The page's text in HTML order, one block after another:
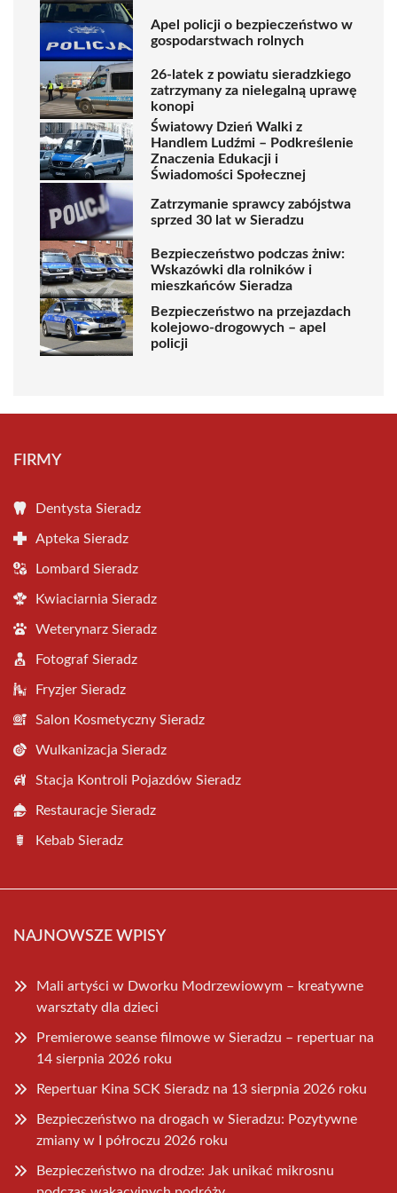
Apel policji o bezpieczeństwo w
gospodarstwach rolnych
26-latek z powiatu sieradzkiego
zatrzymany za nielegalną uprawę
konopi
Światowy Dzień Walki z
Handlem Ludźmi – Podkreślenie
Znaczenia Edukacji i
Świadomości Społecznej
Zatrzymanie sprawcy zabójstwa
sprzed 30 lat w Sieradzu
Bezpieczeństwo podczas żniw:
Wskazówki dla rolników i
mieszkańców Sieradza
Bezpieczeństwo na przejazdach
kolejowo-drogowych – apel
policji
FIRMY
Dentysta Sieradz
Apteka Sieradz
Lombard Sieradz
Kwiaciarnia Sieradz
Weterynarz Sieradz
Fotograf Sieradz
Fryzjer Sieradz
Salon Kosmetyczny Sieradz
Wulkanizacja Sieradz
Stacja Kontroli Pojazdów Sieradz
Restauracje Sieradz
Kebab Sieradz
NAJNOWSZE WPISY
Mali artyści w Dworku Modrzewiowym – kreatywne
warsztaty dla dzieci
Premierowe seanse filmowe w Sieradzu – repertuar na
14 sierpnia 2026 roku
Repertuar Kina SCK Sieradz na 13 sierpnia 2026 roku
Bezpieczeństwo na drogach w Sieradzu: Pozytywne
zmiany w I półroczu 2026 roku
Bezpieczeństwo na drodze: Jak unikać mikrosnu